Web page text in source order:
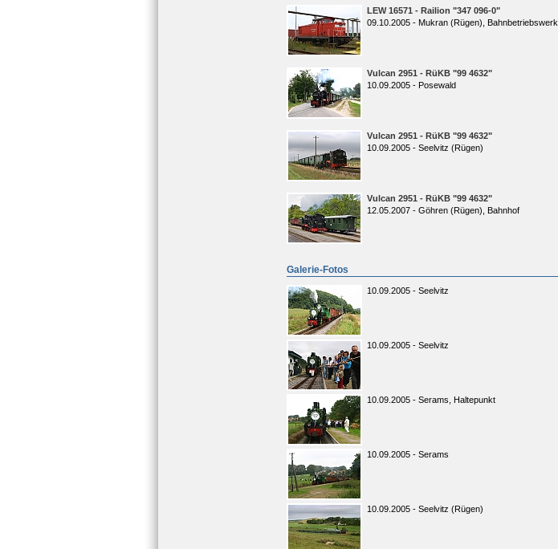
LEW 16571 - Railion "347 096-0"
09.10.2005 - Mukran (Rügen), Bahnbetriebswerk
Vulcan 2951 - RüKB "99 4632"
10.09.2005 - Posewald
Vulcan 2951 - RüKB "99 4632"
10.09.2005 - Seelvitz (Rügen)
Vulcan 2951 - RüKB "99 4632"
12.05.2007 - Göhren (Rügen), Bahnhof
Galerie-Fotos
10.09.2005 - Seelvitz
10.09.2005 - Seelvitz
10.09.2005 - Serams, Haltepunkt
10.09.2005 - Serams
10.09.2005 - Seelvitz (Rügen)